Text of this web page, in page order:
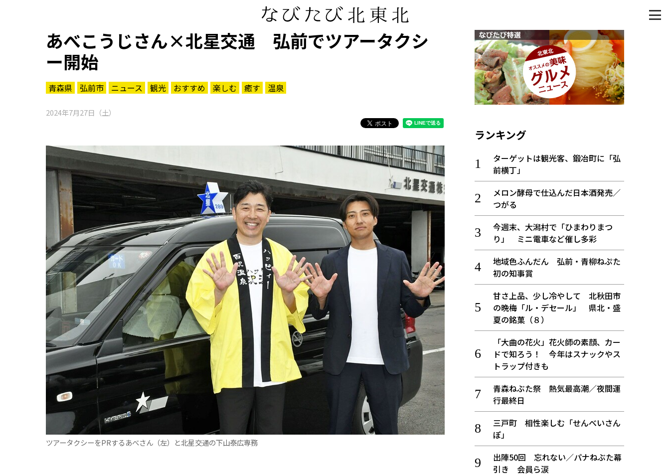
あべこうじさん×北星交通 弘前でツアータクシ
ー開始
青森県 弘前市 ニュース 観光 おすすめ 楽しむ 癒す 温泉
2024年7月27日（土）
ツアータクシーをPRするあべさん（左）と北星交通の下山泰広専務
ランキング
ターゲットは観光客、鍛冶町に「弘
前横丁」
メロン酵母で仕込んだ日本酒発売／
つがる
今週末、大潟村で「ひまわりまつ
り」 ミニ電車など催し多彩
地域色ふんだん 弘前・青柳ねぷた
初の知事賞
甘さ上品、少し冷やして 北秋田市
の晩梅「ル・デセール」 県北・盛
夏の銘菓（８）
「大曲の花火」花火師の素顔、カー
ドで知ろう！ 今年はスナックやス
トラップ付きも
青森ねぶた祭 熱気最高潮／夜間運
行最終日
三戸町 相性楽しむ「せんべいさん
ぽ」
出陣50回 忘れない／パナねぶた幕
引き 会員ら涙
パワースポット
まつり・イベント
おみやげ・特産
道の駅・産直
アウトドア・レジャー
ご当地グルメ